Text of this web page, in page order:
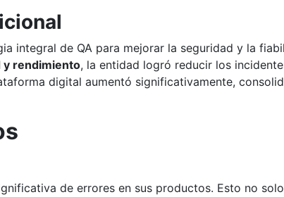
integral de QA para mejorar la seguridad y la
y rendimiento, la entidad logró reducir los
digital aumentó significativamente,
de errores en sus productos. Esto no